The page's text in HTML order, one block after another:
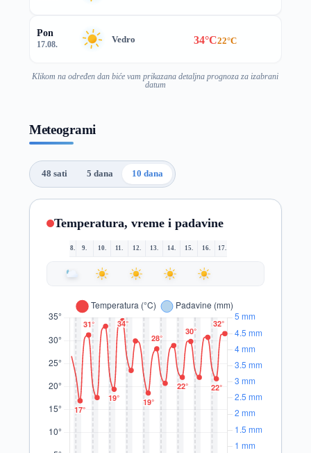
Pon
17.08. Vedro 34°C22°C
Klikom na određen dan biće vam prikazana detaljna prognoza za izabrani
datum
Meteogrami
48 sati 5 dana 10 dana
Temperatura, vreme i padavine
8. 9. 10. 11. 12. 13. 14. 15. 16. 17.